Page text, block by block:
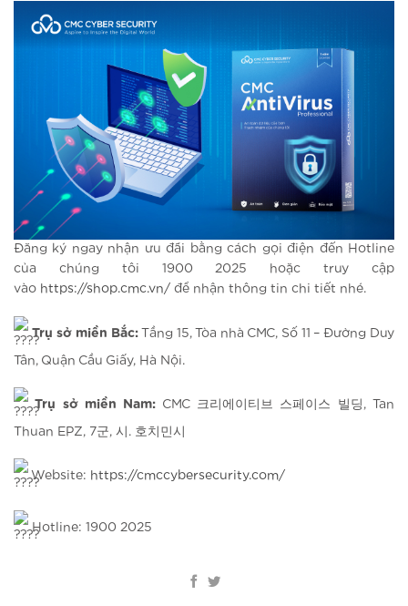
Đăng ký ngay nhận ưu đãi bằng cách gọi điện đến Hotline
của chúng tôi 1900 2025 hoặc truy cập
vào https://shop.cmc.vn/ để nhận thông tin chi tiết nhé.
Trụ sở miền Bắc: Tầng 15, Tòa nhà CMC, Số 11 – Đường Duy
Tân, Quận Cầu Giấy, Hà Nội.
Trụ sở miền Nam: CMC 크리에이티브 스페이스 빌딩, Tan
Thuan EPZ, 7군, 시. 호치민시
Website: https://cmccybersecurity.com/
Hotline: 1900 2025